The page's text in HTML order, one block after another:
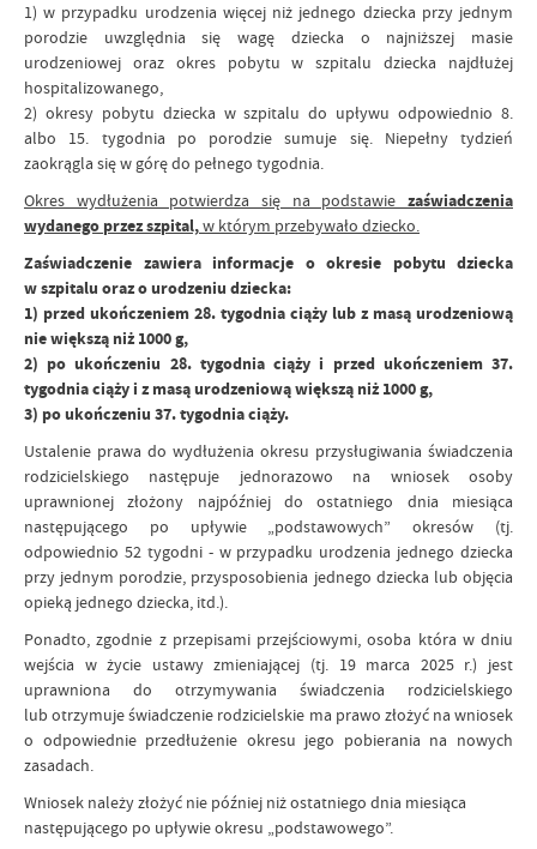
1) w przypadku urodzenia więcej niż jednego dziecka przy jednym
porodzie uwzględnia się wagę dziecka o najniższej masie
urodzeniowej oraz okres pobytu w szpitalu dziecka najdłużej
hospitalizowanego,
2) okresy pobytu dziecka w szpitalu do upływu odpowiednio 8.
albo 15. tygodnia po porodzie sumuje się. Niepełny tydzień
zaokrągla się w górę do pełnego tygodnia.
Okres wydłużenia potwierdza się na podstawie zaświadczenia
wydanego przez szpital,w którym przebywało dziecko.
Zaświadczenie zawiera informacje o okresie pobytu dziecka
w szpitalu oraz o urodzeniu dziecka:
1) przed ukończeniem 28. tygodnia ciąży lub z masą urodzeniową
nie większą niż 1000 g,
2) po ukończeniu 28. tygodnia ciąży i przed ukończeniem 37.
tygodnia ciąży i z masą urodzeniową większą niż 1000 g,
3) po ukończeniu 37. tygodnia ciąży.
Ustalenie prawa do wydłużenia okresu przysługiwania świadczenia
rodzicielskiego następuje jednorazowo na wniosek osoby
uprawnionej złożony najpóźniej do ostatniego dnia miesiąca
następującego po upływie „podstawowych” okresów (tj.
odpowiednio 52 tygodni - w przypadku urodzenia jednego dziecka
przy jednym porodzie, przysposobienia jednego dziecka lub objęcia
opieką jednego dziecka, itd.).
Ponadto, zgodnie z przepisami przejściowymi, osoba która w dniu
wejścia w życie ustawy zmieniającej (tj. 19 marca 2025 r.) jest
uprawniona do otrzymywania świadczenia rodzicielskiego
lub otrzymuje świadczenie rodzicielskie ma prawo złożyć na wniosek
o odpowiednie przedłużenie okresu jego pobierania na nowych
zasadach.
Wniosek należy złożyć nie później niż ostatniego dnia miesiąca
następującego po upływie okresu „podstawowego”.